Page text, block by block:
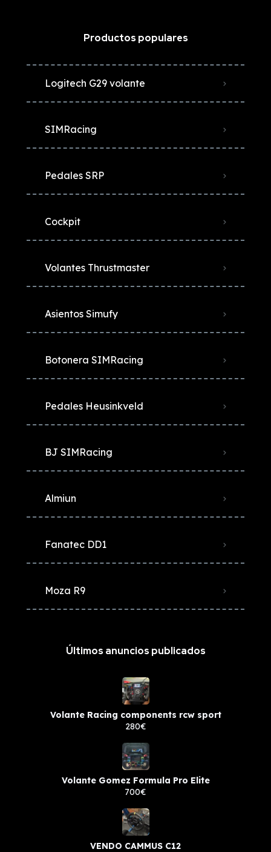
Productos populares
Logitech G29 volante
SIMRacing
Pedales SRP
Cockpit
Volantes Thrustmaster
Asientos Simufy
Botonera SIMRacing
Pedales Heusinkveld
BJ SIMRacing
Almiun
Fanatec DD1
Moza R9
Últimos anuncios publicados
Volante Racing components rcw sport
280€
Volante Gomez Formula Pro Elite
700€
VENDO CAMMUS C12